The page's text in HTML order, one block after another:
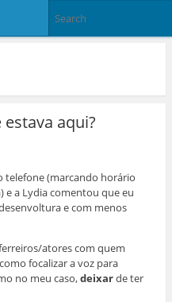
aqui?
telefone (marcando horário
e a Lydia comentou que eu
e com menos
atores com quem
focalizar a voz para
no meu caso,deixarde ter